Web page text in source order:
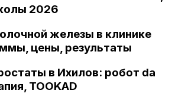
2026
железы в клинике
цены, результаты
в Ихилов: робот da
TOOKAD